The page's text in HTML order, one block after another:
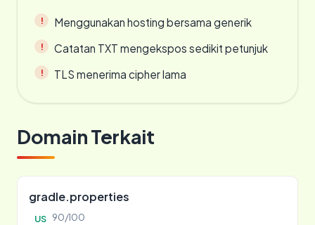
Menggunakan hosting bersama generik
Catatan TXT mengekspos sedikit petunjuk
TLS menerima cipher lama
Domain Terkait
gradle.properties
US 90/100